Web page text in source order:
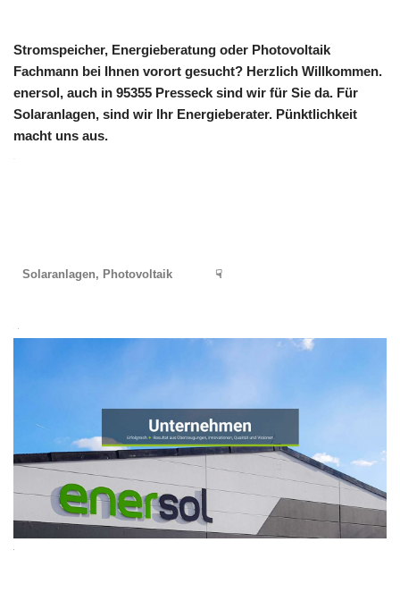
Stromspeicher, Energieberatung oder Photovoltaik
Fachmann bei Ihnen vorort gesucht? Herzlich Willkommen.
enersol, auch in 95355 Presseck sind wir für Sie da. Für
Solaranlagen, sind wir Ihr Energieberater. Pünktlichkeit
macht uns aus.
Solaranlagen, Photovoltaik ☟